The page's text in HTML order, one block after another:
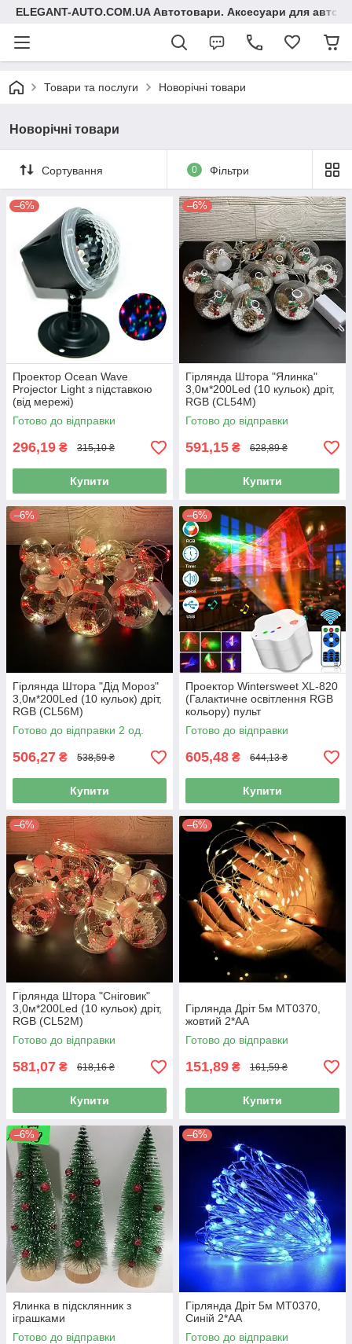
ELEGANT-AUTO.COM.UA Автотовари. Аксесуари для авто
Товари та послуги Новорічні товари
Новорічні товари
Сортування 0 Фільтри
–6%
Проектор Ocean Wave
Projector Light з підставкою
(від мережі)
Готово до відправки
296,19 ₴ 315,10 ₴
Купити
–6%
Гірлянда Штора "Ялинка"
3,0м*200Led (10 кульок) дріт,
RGB (CL54M)
Готово до відправки
591,15 ₴ 628,89 ₴
Купити
–6%
Гірлянда Штора "Дід Мороз"
3,0м*200Led (10 кульок) дріт,
RGB (CL56M)
Готово до відправки 2 од.
506,27 ₴ 538,59 ₴
Купити
–6%
Проектор Wintersweet XL-820
(Галактичне освітлення RGB
кольору) пульт
Готово до відправки
605,48 ₴ 644,13 ₴
Купити
–6%
Гірлянда Штора "Сніговик"
3,0м*200Led (10 кульок) дріт,
RGB (CL52M)
Готово до відправки
581,07 ₴ 618,16 ₴
Купити
–6%
Гірлянда Дріт 5м MT0370,
жовтий 2*AA
Готово до відправки
151,89 ₴ 161,59 ₴
Купити
–6%
Ялинка в підсклянник з
іграшками
Готово до відправки
–6%
Гірлянда Дріт 5м MT0370,
Синій 2*AA
Готово до відправки